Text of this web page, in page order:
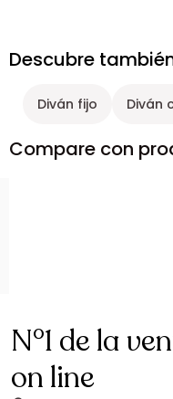
Descubre
Diván fijo Diván
Compare con
N°1 de la
on line